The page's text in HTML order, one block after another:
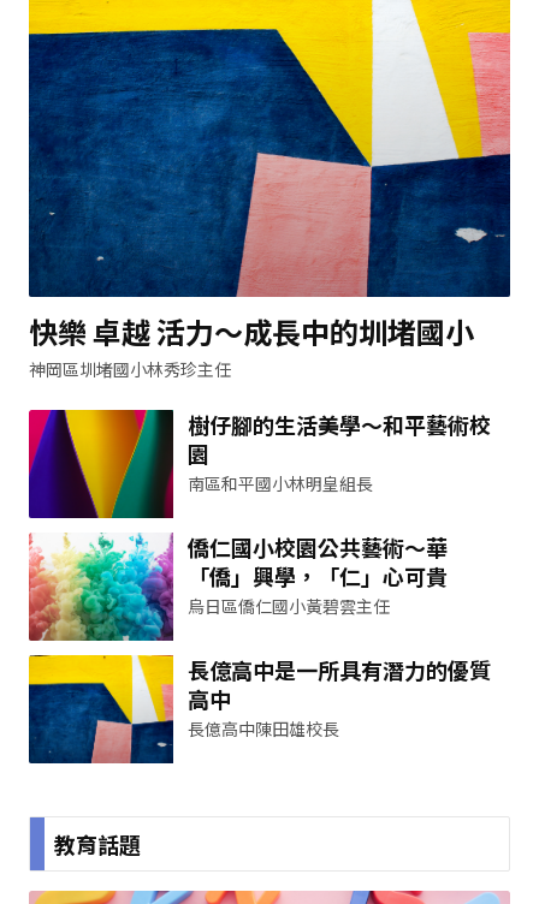
快樂 卓越 活力～成長中的圳堵國小
神岡區圳堵國小林秀珍主任
樹仔腳的生活美學～和平藝術校
園
南區和平國小林明皇組長
僑仁國小校園公共藝術～華
「僑」興學，「仁」心可貴
烏日區僑仁國小黃碧雲主任
長億高中是一所具有潛力的優質
高中
長億高中陳田雄校長
教育話題